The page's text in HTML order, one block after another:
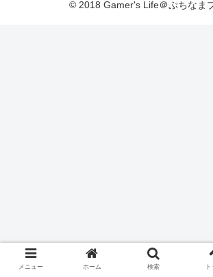
© 2018 Gamer's Life＠ぷちなま
メニュー ホーム 検索